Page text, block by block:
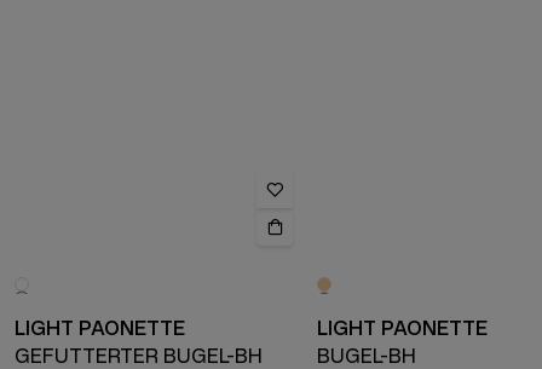
LIGHT PAONETTE
GEFÜTTERTER BÜGEL-BH
LIGHT PAONETTE
BÜGEL-BH